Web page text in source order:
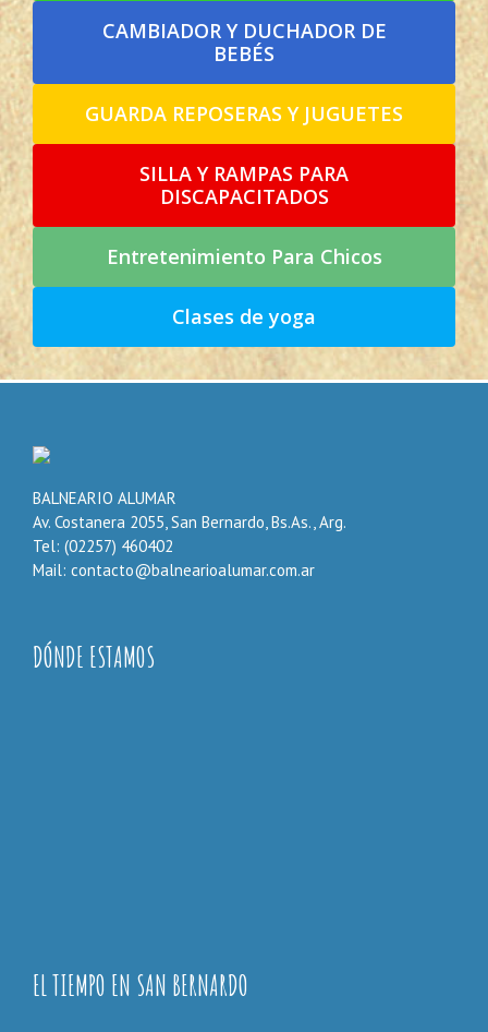
CAMBIADOR Y DUCHADOR DE
BEBÉS
GUARDA REPOSERAS Y JUGUETES
SILLA Y RAMPAS PARA
DISCAPACITADOS
Entretenimiento Para Chicos
Clases de yoga
BALNEARIO ALUMAR
Av. Costanera 2055, San Bernardo, Bs.As., Arg.
Tel: (02257) 460402
Mail: contacto@balnearioalumar.com.ar
DÓNDE ESTAMOS
EL TIEMPO EN SAN BERNARDO